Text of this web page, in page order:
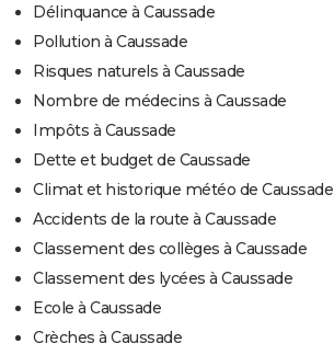
Délinquance à Caussade
Pollution à Caussade
Risques naturels à Caussade
Nombre de médecins à Caussade
Impôts à Caussade
Dette et budget de Caussade
Climat et historique météo de Caussade
Accidents de la route à Caussade
Classement des collèges à Caussade
Classement des lycées à Caussade
Ecole à Caussade
Crèches à Caussade